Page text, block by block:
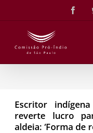
conteúdo
Escritor
reverte lucro
aldeia: ‘Forma de